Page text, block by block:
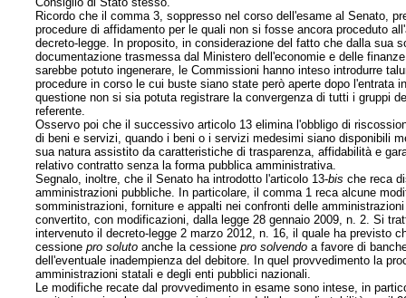
Ricordo che il comma 3, soppresso nel corso dell'esame al Senato,
procedure di affidamento per le quali non si fosse ancora proceduto
decreto-legge. In proposito, in considerazione del fatto che dalla sua
documentazione trasmessa dal Ministero dell'economie e delle
sarebbe potuto ingenerare, le Commissioni hanno inteso introdurre
procedure in corso le cui buste siano state però aperte dopo
questione non si sia potuta registrare la convergenza di tutti i gruppi
referente.
Osservo poi che il successivo articolo 13 elimina l'obbligo di
di beni e servizi, quando i beni o i servizi medesimi siano disponibili
sua natura assistito da caratteristiche di trasparenza, affidabilità e
relativo contratto senza la forma pubblica amministrativa.
Segnalo, inoltre, che il Senato ha introdotto l'articolo 13-bis che reca
amministrazioni pubbliche. In particolare, il comma 1 reca alcune
somministrazioni, forniture e appalti nei confronti delle
convertito, con modificazioni, dalla legge 28 gennaio 2009, n. 2. Si
intervenuto il decreto-legge 2 marzo 2012, n. 16, il quale ha previsto
cessionepro soluto anche la cessionepro solvendo a favore di
dell'eventuale inadempienza del debitore. In quel provvedimento la
amministrazioni statali e degli enti pubblici nazionali.
Le modifiche recate dal provvedimento in esame sono intese, in